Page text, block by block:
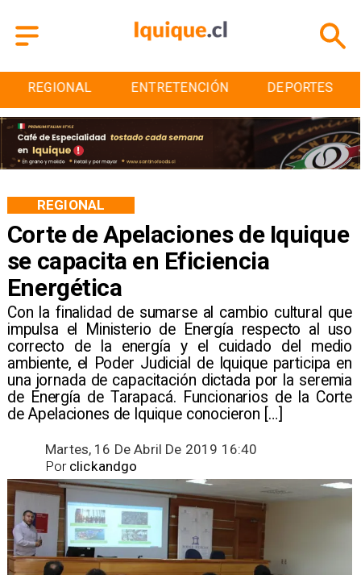
ENTRETENCIÓN DEPORTES CULTURA
Corte de Apelaciones de Iquique
se capacita en Eficiencia
Energética
Con la finalidad de sumarse al cambio cultural que
impulsa el Ministerio de Energía respecto al uso
correcto de la energía y el cuidado del medio
ambiente, el Poder Judicial de Iquique participa en
una jornada de capacitación dictada por la seremia
de Energía de Tarapacá. Funcionarios de la Corte
de Apelaciones de Iquique conocieron […]
REGIONAL
Martes, 16 De Abril De 2019 16:40
clickandgo
Por